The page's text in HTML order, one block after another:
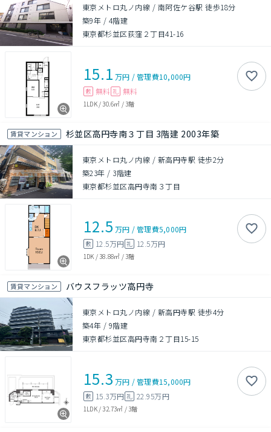
東京メトロ丸ノ内線 / 南阿佐ケ谷駅 徒歩18分
築9年 / 4階建
東京都杉並区荻窪２丁目41-16
15.1 万円 /管理費10,000円
敷 無料 礼 無料
1LDK/30.6㎡ /3階
賃貸マンション 杉並区高円寺南３丁目 3階建 2003年築
東京メトロ丸ノ内線 / 新高円寺駅 徒歩2分
築23年 / 3階建
東京都杉並区高円寺南３丁目
12.5 万円 /管理費5,000円
敷 12.5万円 礼 12.5万円
1DK /38.88㎡ /3階
賃貸マンション バウスフラッツ高円寺
東京メトロ丸ノ内線 / 新高円寺駅 徒歩4分
築4年 / 9階建
東京都杉並区高円寺南２丁目15-15
15.3 万円 /管理費15,000円
敷 15.3万円 礼 22.95万円
1LDK/32.73㎡ /3階